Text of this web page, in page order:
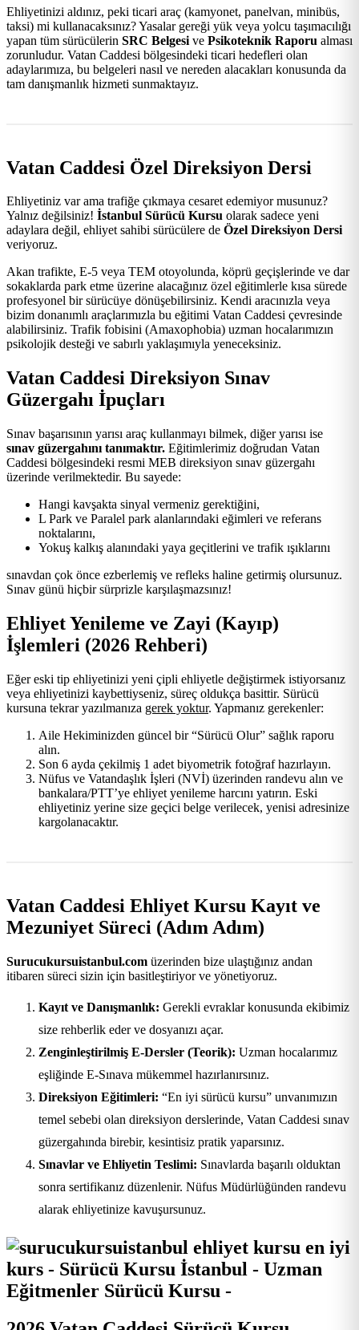
Ehliyetinizi aldınız, peki ticari araç (kamyonet, panelvan, minibüs,
taksi) mi kullanacaksınız? Yasalar gereği yük veya yolcu taşımacılığı
yapan tüm sürücülerin SRC Belgesi ve Psikoteknik Raporu alması
zorunludur. Vatan Caddesi bölgesindeki ticari hedefleri olan
adaylarımıza, bu belgeleri nasıl ve nereden alacakları konusunda da
tam danışmanlık hizmeti sunmaktayız.
Vatan Caddesi Özel Direksiyon Dersi
Ehliyetiniz var ama trafiğe çıkmaya cesaret edemiyor musunuz?
Yalnız değilsiniz! İstanbul Sürücü Kursu olarak sadece yeni
adaylara değil, ehliyet sahibi sürücülere de Özel Direksiyon Dersi
veriyoruz.
Akan trafikte, E-5 veya TEM otoyolunda, köprü geçişlerinde ve dar
sokaklarda park etme üzerine alacağınız özel eğitimlerle kısa sürede
profesyonel bir sürücüye dönüşebilirsiniz. Kendi aracınızla veya
bizim donanımlı araçlarımızla bu eğitimi Vatan Caddesi çevresinde
alabilirsiniz. Trafik fobisini (Amaxophobia) uzman hocalarımızın
psikolojik desteği ve sabırlı yaklaşımıyla yeneceksiniz.
Vatan Caddesi Direksiyon Sınav
Güzergahı İpuçları
Sınav başarısının yarısı araç kullanmayı bilmek, diğer yarısı ise
sınav güzergahını tanımaktır. Eğitimlerimiz doğrudan Vatan
Caddesi bölgesindeki resmi MEB direksiyon sınav güzergahı
üzerinde verilmektedir. Bu sayede:
Hangi kavşakta sinyal vermeniz gerektiğini,
L Park ve Paralel park alanlarındaki eğimleri ve referans
noktalarını,
Yokuş kalkış alanındaki yaya geçitlerini ve trafik ışıklarını
sınavdan çok önce ezberlemiş ve refleks haline getirmiş olursunuz.
Sınav günü hiçbir sürprizle karşılaşmazsınız!
Ehliyet Yenileme ve Zayi (Kayıp)
İşlemleri (2026 Rehberi)
Eğer eski tip ehliyetinizi yeni çipli ehliyetle değiştirmek istiyorsanız
veya ehliyetinizi kaybettiyseniz, süreç oldukça basittir. Sürücü
kursuna tekrar yazılmanıza gerek yoktur. Yapmanız gerekenler:
Aile Hekiminizden güncel bir “Sürücü Olur” sağlık raporu
alın.
Son 6 ayda çekilmiş 1 adet biyometrik fotoğraf hazırlayın.
Nüfus ve Vatandaşlık İşleri (NVİ) üzerinden randevu alın ve
bankalara/PTT’ye ehliyet yenileme harcını yatırın. Eski
ehliyetiniz yerine size geçici belge verilecek, yenisi adresinize
kargolanacaktır.
Vatan Caddesi Ehliyet Kursu Kayıt ve
Mezuniyet Süreci (Adım Adım)
Surucukursuistanbul.com üzerinden bize ulaştığınız andan
itibaren süreci sizin için basitleştiriyor ve yönetiyoruz.
Kayıt ve Danışmanlık: Gerekli evraklar konusunda ekibimiz
size rehberlik eder ve dosyanızı açar.
Zenginleştirilmiş E-Dersler (Teorik): Uzman hocalarımız
eşliğinde E-Sınava mükemmel hazırlanırsınız.
Direksiyon Eğitimleri: “En iyi sürücü kursu” unvanımızın
temel sebebi olan direksiyon derslerinde, Vatan Caddesi sınav
güzergahında birebir, kesintisiz pratik yaparsınız.
Sınavlar ve Ehliyetin Teslimi: Sınavlarda başarılı olduktan
sonra sertifikanız düzenlenir. Nüfus Müdürlüğünden randevu
alarak ehliyetinize kavuşursunuz.